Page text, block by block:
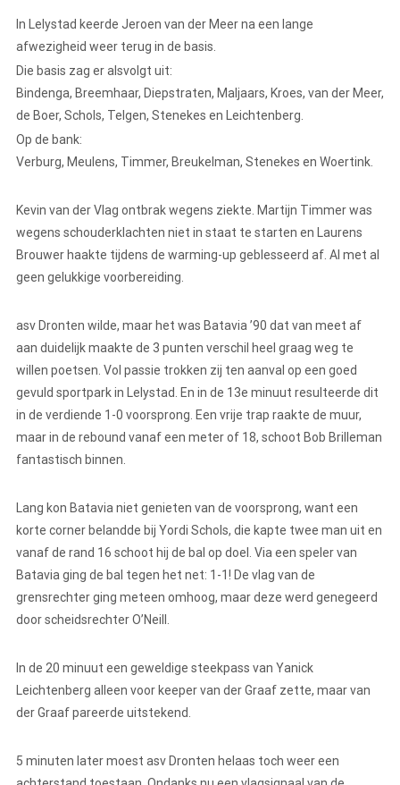
In Lelystad keerde Jeroen van der Meer na een lange
afwezigheid weer terug in de basis.
Die basis zag er alsvolgt uit:
Bindenga, Breemhaar, Diepstraten, Maljaars, Kroes, van der Meer,
de Boer, Schols, Telgen, Stenekes en Leichtenberg.
Op de bank:
Verburg, Meulens, Timmer, Breukelman, Stenekes en Woertink.
Kevin van der Vlag ontbrak wegens ziekte. Martijn Timmer was
wegens schouderklachten niet in staat te starten en Laurens
Brouwer haakte tijdens de warming-up geblesseerd af. Al met al
geen gelukkige voorbereiding.
asv Dronten wilde, maar het was Batavia ’90 dat van meet af
aan duidelijk maakte de 3 punten verschil heel graag weg te
willen poetsen. Vol passie trokken zij ten aanval op een goed
gevuld sportpark in Lelystad. En in de 13e minuut resulteerde dit
in de verdiende 1-0 voorsprong. Een vrije trap raakte de muur,
maar in de rebound vanaf een meter of 18, schoot Bob Brilleman
fantastisch binnen.
Lang kon Batavia niet genieten van de voorsprong, want een
korte corner belandde bij Yordi Schols, die kapte twee man uit en
vanaf de rand 16 schoot hij de bal op doel. Via een speler van
Batavia ging de bal tegen het net: 1-1! De vlag van de
grensrechter ging meteen omhoog, maar deze werd genegeerd
door scheidsrechter O’Neill.
In de 20 minuut een geweldige steekpass van Yanick
Leichtenberg alleen voor keeper van der Graaf zette, maar van
der Graaf pareerde uitstekend.
5 minuten later moest asv Dronten helaas toch weer een